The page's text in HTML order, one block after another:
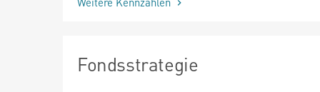
Fondsstrategie